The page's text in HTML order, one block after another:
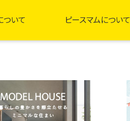
ついて ピースマムについて